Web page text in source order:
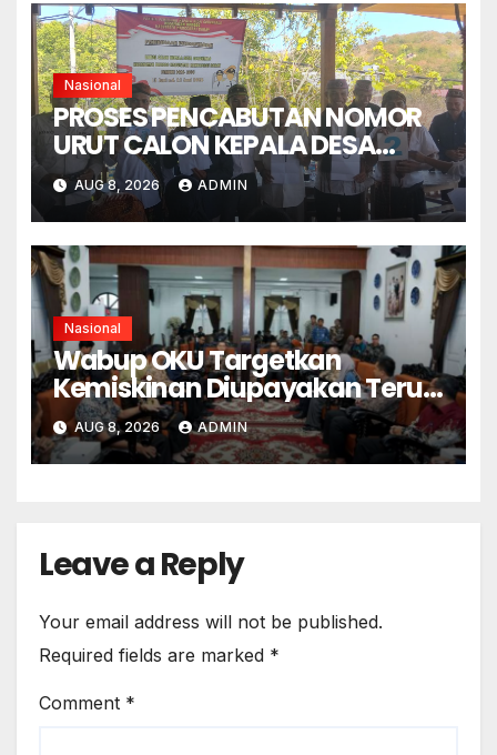
Nasional
PROSES PENCABUTAN NOMOR
URUT CALON KEPALA DESA
GORONTALO BERNUANSA
KEKELUARGAAN
AUG 8, 2026 ADMIN
Nasional
Wabup OKU Targetkan
Kemiskinan Diupayakan Terus
Menurun
AUG 8, 2026 ADMIN
Leave a Reply
Your email address will not be published.
Required fields are marked *
Comment *